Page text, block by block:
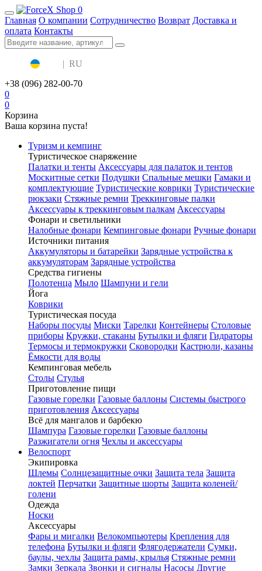
0
Главная О компании Сотрудничество Возврат Доставка и
оплата Контакты
| RU
+38 (096) 282-00-70
0
0
Корзина
Ваша корзина пуста!
Туризм и кемпинг
Туристическое снаряжение
Палатки и тенты Аксессуары для палаток и тентов
Москитные сетки Подушки Спальные мешки Гамаки и
комплектующие Туристические коврики Туристические
рюкзаки Стяжные ремни Треккинговые палки
Аксессуары к треккинговым палкам Аксессуары
Фонари и светильники
Налобные фонари Кемпинговые фонари Ручные фонари
Источники питания
Аккумуляторы и батарейки Зарядные устройства к
аккумуляторам Зарядные устройства
Средства гигиены
Полотенца Мыло Шампуни и гели
Йога
Коврики
Туристическая посуда
Наборы посуды Миски Тарелки Контейнеры Столовые
приборы Кружки, стаканы Бутылки и фляги Гидраторы
Термосы и термокружки Сковородки Кастрюли, казаны
Ёмкости для воды
Кемпинговая мебель
Столы Стулья
Приготовление пищи
Газовые горелки Газовые баллоны Системы быстрого
приготовления Аксессуары
Всё для мангалов и барбекю
Шампура Газовые горелки Газовые баллоны
Разжигатели огня Чехлы и аксессуары
Велоспорт
Экипировка
Шлемы Солнцезащитные очки Защита тела Защита
локтей Перчатки Защитные шорты Защита коленей/
голени
Одежда
Носки
Аксессуары
Фары и мигалки Велокомпьютеры Крепления для
телефона Бутылки и фляги Флягодержатели Сумки,
баулы, чехлы Защита рамы, крылья Стяжные ремни
Замки Зеркала Звонки и сигналы Насосы Другие